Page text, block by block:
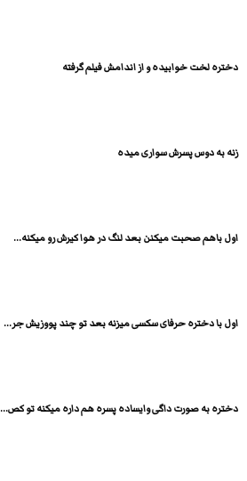
دختره لخت خوابیده و از اندامش فیلم گرفته
زنه به دوس پسرش سواری میده
اول باهم صحبت میکنن بعد لنگ در هوا کیرش رو میکنه...
اول با دختره حرفای سکسی میزنه بعد تو چند پووزیش جر...
دختره به صورت داگی وایساده پسره هم داره میکنه تو کص...